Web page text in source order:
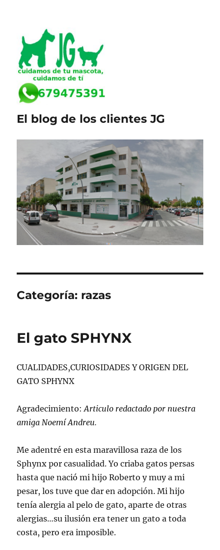
El blog de los clientes JG
Categoría: razas
El gato SPHYNX
CUALIDADES,CURIOSIDADES Y ORIGEN DEL
GATO SPHYNX
Agradecimiento:Articulo redactado por nuestra
amiga Noemí Andreu.
Me adentré en esta maravillosa raza de los
Sphynx por casualidad. Yo criaba gatos persas
hasta que nació mi hijo Roberto y muy a mi
pesar, los tuve que dar en adopción. Mi hijo
tenía alergia al pelo de gato, aparte de otras
alergias…su ilusión era tener un gato a toda
costa, pero era imposible.